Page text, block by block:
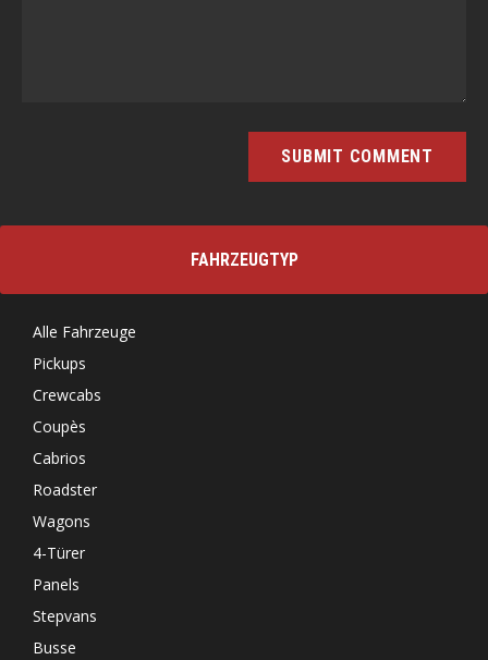
FAHRZEUGTYP
Alle Fahrzeuge
Pickups
Crewcabs
Coupès
Cabrios
Roadster
Wagons
4-Türer
Panels
Stepvans
Busse